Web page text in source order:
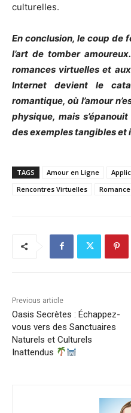
culturelles.
En conclusion, le coup de
l’art de tomber
romances virtuelles et
Internet devient le
romantique, où l’amour
physique, mais
des exemples tangibles et
TAGS Amour en Ligne
Rencontres Virtuelles
Previous article
Oasis Secrètes : Échappez-
vous vers des Sanctuaires
Naturels et Culturels
Inattendus